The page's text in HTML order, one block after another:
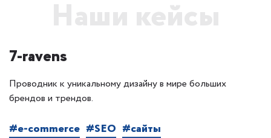
7-ravens
Проводник к уникальному дизайну в мире больших
брендов и трендов.
#e-commerce #SEO #сайты